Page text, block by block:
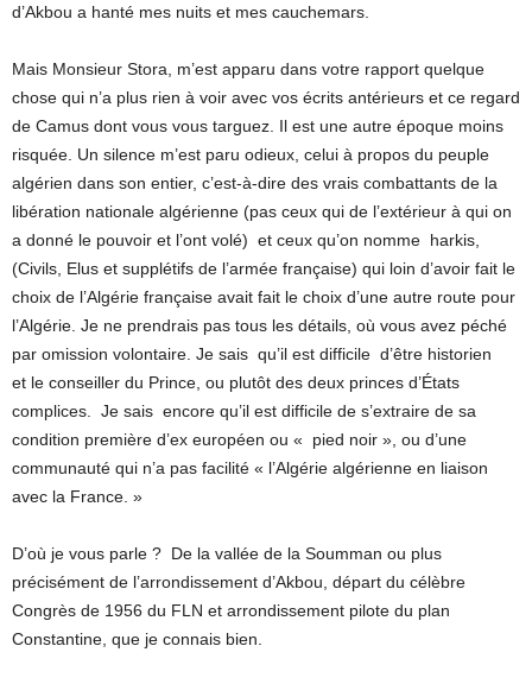
d’Akbou a hanté mes nuits et mes cauchemars.
Mais Monsieur Stora, m’est apparu dans votre rapport quelque
chose qui n’a plus rien à voir avec vos écrits antérieurs et ce regard
de Camus dont vous vous targuez. Il est une autre époque moins
risquée. Un silence m’est paru odieux, celui à propos du peuple
algérien dans son entier, c’est-à-dire des vrais combattants de la
libération nationale algérienne (pas ceux qui de l’extérieur à qui on
a donné le pouvoir et l’ont volé) et ceux qu’on nomme harkis,
(Civils, Elus et supplétifs de l’armée française) qui loin d’avoir fait le
choix de l’Algérie française avait fait le choix d’une autre route pour
l’Algérie. Je ne prendrais pas tous les détails, où vous avez péché
par omission volontaire. Je sais qu’il est difficile d’être historien
et le conseiller du Prince, ou plutôt des deux princes d’États
complices. Je sais encore qu’il est difficile de s’extraire de sa
condition première d’ex européen ou « pied noir », ou d’une
communauté qui n’a pas facilité « l’Algérie algérienne en liaison
avec la France. »
D’où je vous parle ? De la vallée de la Soumman ou plus
précisément de l’arrondissement d’Akbou, départ du célèbre
Congrès de 1956 du FLN et arrondissement pilote du plan
Constantine, que je connais bien.